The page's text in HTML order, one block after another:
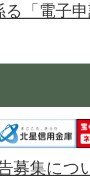
「電子
募集につ